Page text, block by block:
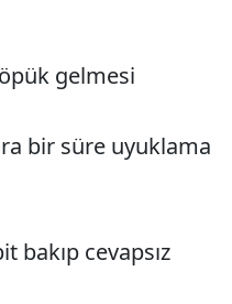
gelmesi
bir süre uyuklama
bakıp cevapsız